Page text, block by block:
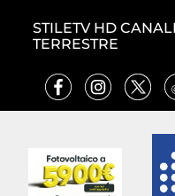
STILETV HD
TERRESTRE